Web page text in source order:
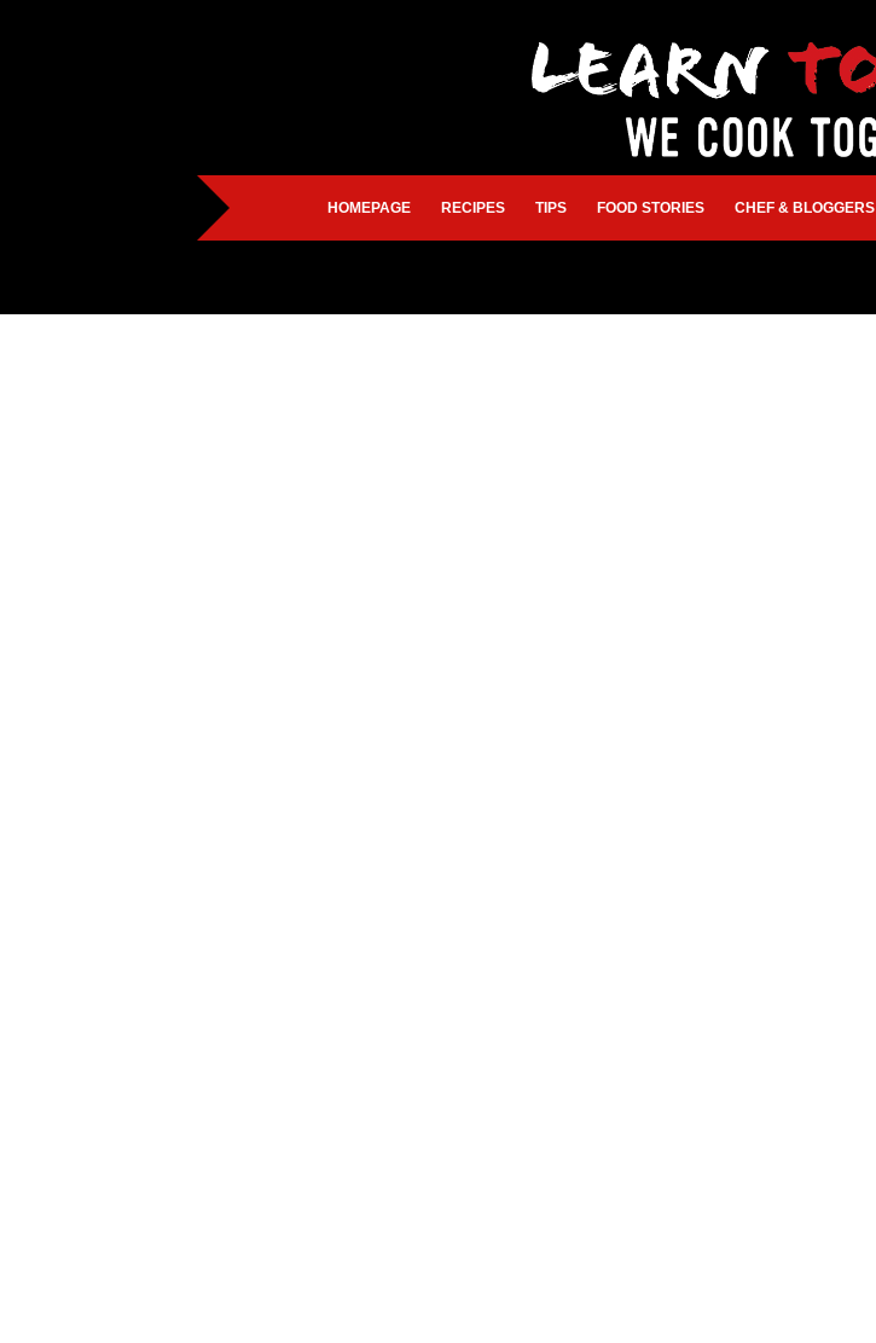
HOMEPAGE RECIPES TIPS FOOD STORIES CHEF & BLOGGERS